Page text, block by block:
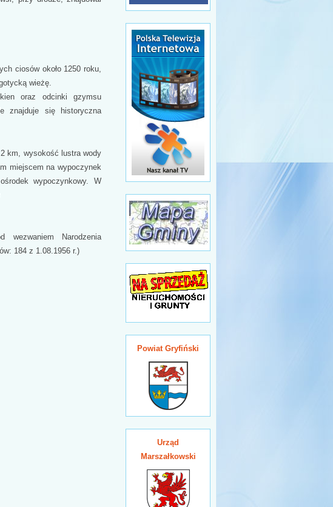
ciosów około 1250 roku,
wieżę.
oraz odcinki gzymsu
znajduje się historyczna
km, wysokość lustra wody
miejscem na wypoczynek
wypoczynkowy. W
wezwaniem Narodzenia
184 z 1.08.1956 r.)
Powiat Gryfiński
Urząd
Marszałkowski